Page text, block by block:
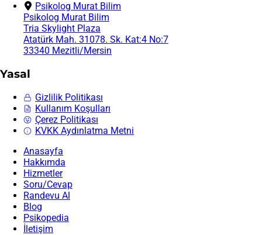
Psikolog Murat Bilim
Psikolog Murat Bilim
Tria Skylight Plaza
Atatürk Mah. 31078. Sk. Kat:4 No:7
33340 Mezitli/Mersin
Yasal
Gizlilik Politikası
Kullanım Koşulları
Çerez Politikası
KVKK Aydınlatma Metni
Anasayfa
Hakkımda
Hizmetler
Soru/Cevap
Randevu Al
Blog
Psikopedia
İletişim